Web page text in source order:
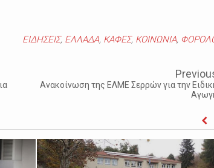
ΕΙΔΗΣΕΙΣ, ΕΛΛΑΔΑ, ΚΑΦΕΣ, ΚΟΙΝΩΝΙΑ,
Ανακοίνωση της ΕΛΜΕ Σερρών για την